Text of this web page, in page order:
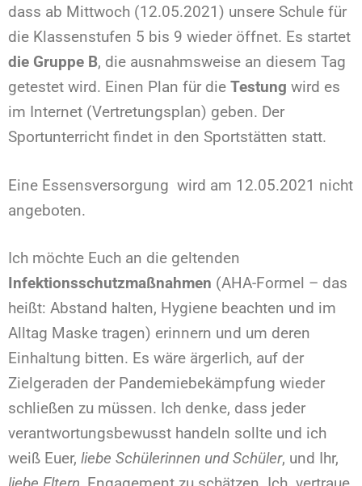
dass ab Mittwoch (12.05.2021) unsere Schule für
die Klassenstufen 5 bis 9 wieder öffnet. Es startet
die Gruppe B, die ausnahmsweise an diesem Tag
getestet wird. Einen Plan für die Testung wird es
im Internet (Vertretungsplan) geben. Der
Sportunterricht findet in den Sportstätten statt.
Eine Essensversorgung wird am 12.05.2021 nicht
angeboten.
Ich möchte Euch an die geltenden
Infektionsschutzmaßnahmen (AHA-Formel – das
heißt: Abstand halten, Hygiene beachten und im
Alltag Maske tragen) erinnern und um deren
Einhaltung bitten. Es wäre ärgerlich, auf der
Zielgeraden der Pandemiebekämpfung wieder
schließen zu müssen. Ich denke, dass jeder
verantwortungsbewusst handeln sollte und ich
weiß Euer, liebe Schülerinnen und Schüler, und Ihr,